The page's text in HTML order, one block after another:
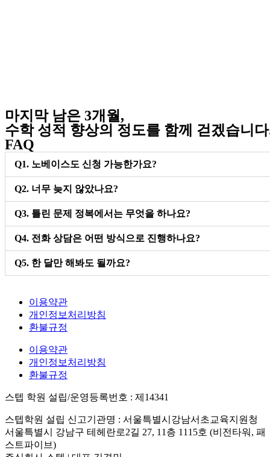
마지막 남은 3개월,
수학 성적 향상의 정도를 함께 걷겠습니
FAQ
Q1. 노베이스도 신청 가능한가요?
Q2. 너무 늦지 않았나요?
Q3. 틀린 문제 정복에서는 무엇을 하나요?
Q4. 전화 상담은 어떤 방식으로 진행하나요?
Q5. 한 달만 해봐도 될까요?
이용약관
개인정보처리방침
환불규정
이용약관
개인정보처리방침
환불규정
스텝 학원 설립/운영등록번호 : 제14341
스텝학원 설립 신고기관명 : 서울특별시강남서초교육지원청
서울특별시 강남구 테헤란로2길 27, 11층 1115호 (비전타워, 패
스트파이브)